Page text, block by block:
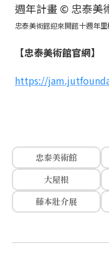
忠泰美術館迎來開館十週年
【忠泰美術館官網】
https://
忠泰美術館
大屋根
藤本壯介展